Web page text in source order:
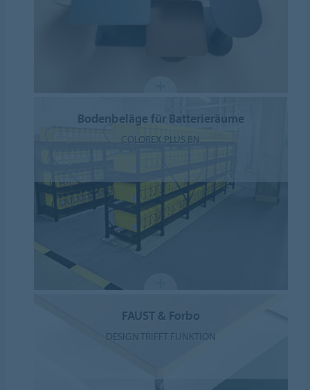
Bodenbeläge für Batterieräume
COLOREX PLUS BN
FAUST & Forbo
DESIGN TRIFFT FUNKTION